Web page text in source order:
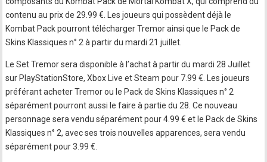
contenu au prix de 29.99 €. Les joueurs qui possèdent déjà le
Kombat Pack pourront télécharger Tremor ainsi que le Pack de
Skins Klassiques n° 2 à partir du mardi 21 juillet.
Le Set Tremor sera disponible à l’achat à partir du mardi 28 Juillet
sur PlayStationStore, Xbox Live et Steam pour 7.99 €. Les joueurs
préférant acheter Tremor ou le Pack de Skins Klassiques n° 2
séparément pourront aussi le faire à partie du 28. Ce nouveau
personnage sera vendu séparément pour 4.99 € et le Pack de Skins
Klassiques n° 2, avec ses trois nouvelles apparences, sera vendu
séparément pour 3.99 €.